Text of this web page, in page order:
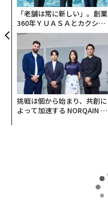
「老舗は常に新しい」。創業
360年ＹＵＡＳＡとカクシン
CEO田尻望が語る、AIを超え
る人の価値
挑戦は個から始まり、共創に
よって加速する NORQAIN JA